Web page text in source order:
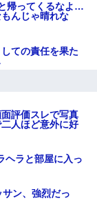
帰ってくるなよ…
んじゃ晴れな
ての責任を果た
評価スレで写真
人ほど意外に好
ヘラと部屋に入っ
ン、強烈だっ